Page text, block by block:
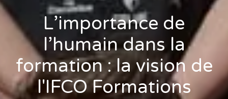
L’importance de
l’humain dans la
formation : la vision de
l'IFCO Formations